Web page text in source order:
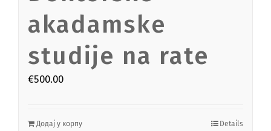
akadamske
studije na rate
€500.00
Додај у корпу Details